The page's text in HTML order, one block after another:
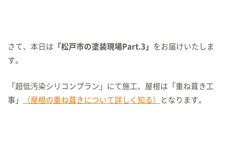
さて、本日は 「松戸市の塗装現場Part.3」 をお届けいたしま
す。
「超低汚染シリコンプラン」にて施工、屋根は「重ね葺き工
事」
（屋根の重ね葺きについて詳しく知る） となります。